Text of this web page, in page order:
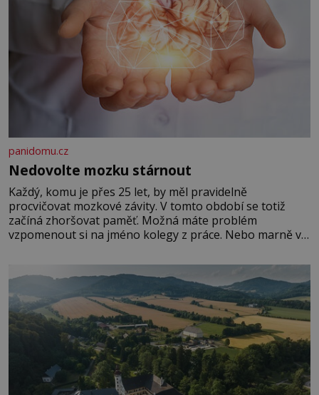
panidomu.cz
Nedovolte mozku stárnout
Každý, komu je přes 25 let, by měl pravidelně
procvičovat mozkové závity. V tomto období se totiž
začíná zhoršovat paměť. Možná máte problém
vzpomenout si na jméno kolegy z práce. Nebo marně v
Je to opravdu tak, s věkem jako kdyby se paměť
rozhodla stávkovat. Cvičte